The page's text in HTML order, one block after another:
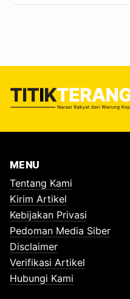
MENU
Tentang Kami
Kirim Artikel
Kebijakan Privasi
Pedoman Media Siber
Disclaimer
Verifikasi Artikel
Hubungi Kami